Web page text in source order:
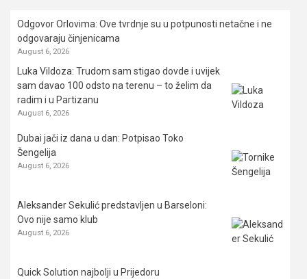
Odgovor Orlovima: ​Ove tvrdnje su u potpunosti netačne i ne
odgovaraju činjenicama
August 6, 2026
Luka Vildoza: Trudom sam stigao dovde i uvijek
sam davao 100 odsto na terenu – to želim da
radim i u Partizanu
August 6, 2026
Dubai jači iz dana u dan: Potpisao Toko
Šengelija
August 6, 2026
Aleksander Sekulić predstavljen u Barseloni:
Ovo nije samo klub
August 6, 2026
Quick Solution najbolji u Prijedoru